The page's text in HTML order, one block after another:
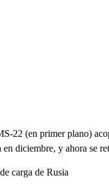
22 (en primer plano)
diciembre, y ahora se
carga de Rusia